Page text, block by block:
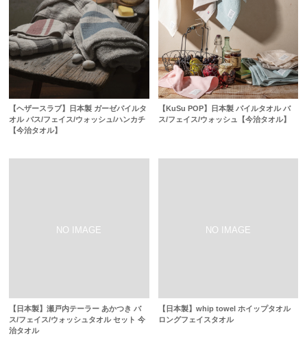
【ヘザースラブ】日本製 ガーゼパイルタ
オル バス/フェイス/ウォッシュ/ハンカチ
【今治タオル】
【KuSu POP】日本製 パイルタオル バ
ス/フェイス/ウォッシュ【今治タオル】
【日本製】瀬戸内テーラー あかつき バ
ス/フェイス/ウォッシュタオル セット 今
治タオル
【日本製】whip towel ホイップタオル
ロングフェイスタオル